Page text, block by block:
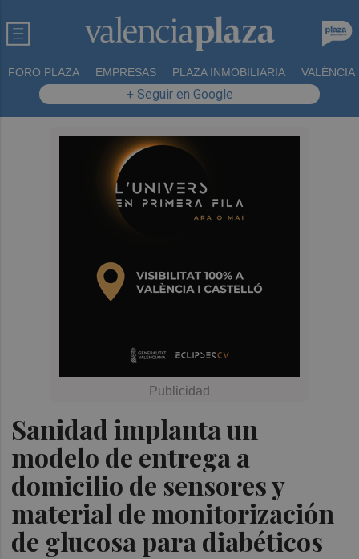
FORO PLAZA EMPRESAS PLAZA INMOBILIARIA VALÈNCIA
+ Seguir en Google
Sanidad implanta un
modelo de entrega a
domicilio de sensores y
material de monitorización
de glucosa para diabéticos